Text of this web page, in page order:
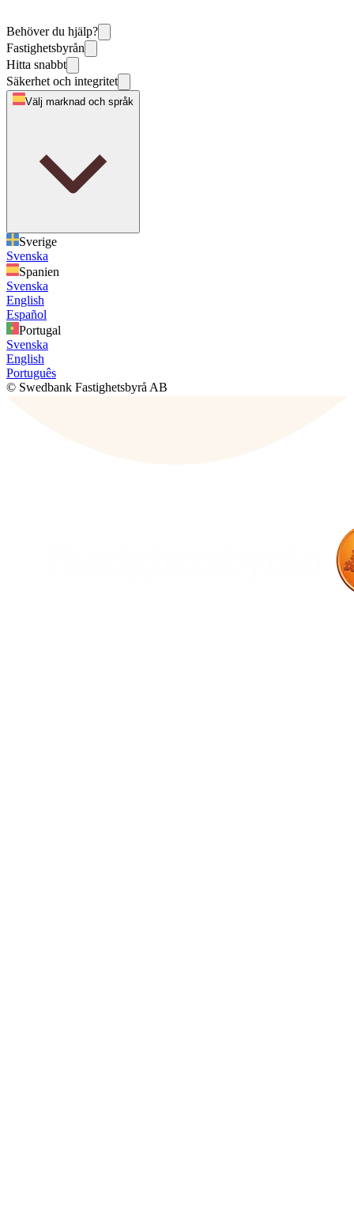
Behöver du hjälp?
Fastighetsbyrån
Hitta snabbt
Säkerhet och integritet
Välj marknad och språk
Sverige
Svenska
Spanien
Svenska
English
Español
Portugal
Svenska
English
Português
© Swedbank Fastighetsbyrå AB